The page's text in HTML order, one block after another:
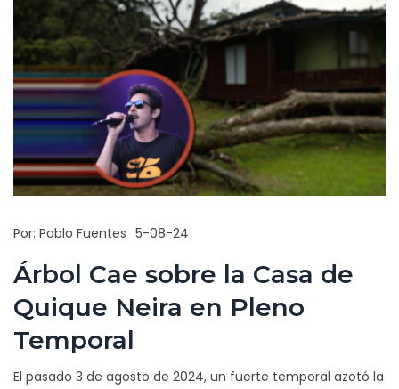
Por: Pablo Fuentes 5-08-24
Árbol Cae sobre la Casa de
Quique Neira en Pleno
Temporal
El pasado 3 de agosto de 2024, un fuerte temporal azotó la